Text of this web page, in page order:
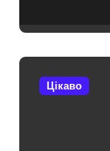
Цікаво